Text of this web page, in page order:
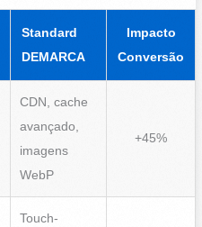
Standard
DEMARCA
Impacto
Conversão
CDN, cache
avançado,
imagens
WebP
+45%
Touch-